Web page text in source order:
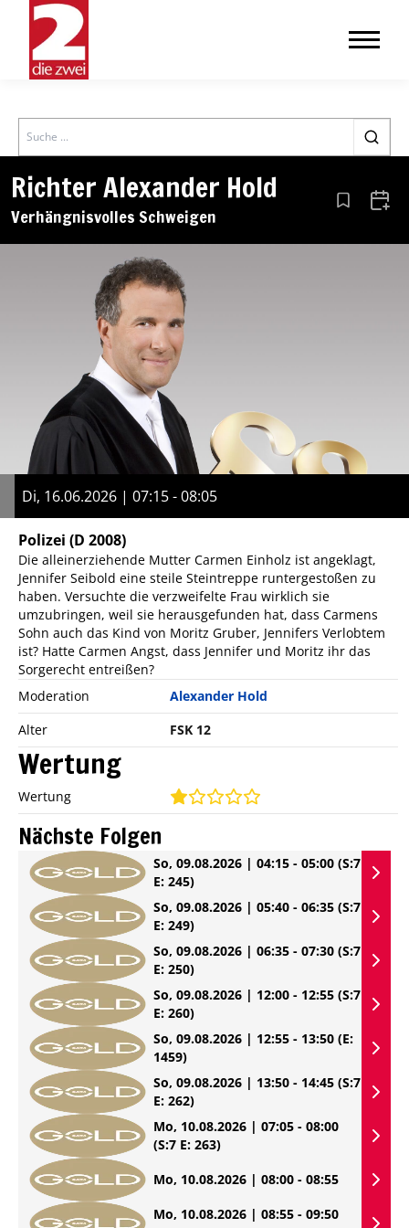
Search
Richter Alexander Hold
Verhängnisvolles Schweigen Aus den
Di, 16.06.2026 | 07:15 - 08:05
Polizei (D 2008)
Die alleinerziehende Mutter Carmen Einholz ist angeklagt,
Jennifer Seibold eine steile Steintreppe runtergestoßen zu
haben. Versuchte die verzweifelte Frau wirklich sie
umzubringen, weil sie herausgefunden hat, dass Carmens
Sohn auch das Kind von Moritz Gruber, Jennifers Verlobtem
ist? Hatte Carmen Angst, dass Jennifer und Moritz ihr das
Sorgerecht entreißen?
Moderation
Alexander Hold
Alter
FSK 12
Wertung
Wertung
Nächste Folgen
So, 09.08.2026 | 04:15 - 05:00 (S:7
E: 245)
So, 09.08.2026 | 05:40 - 06:35 (S:7
E: 249)
So, 09.08.2026 | 06:35 - 07:30 (S:7
E: 250)
So, 09.08.2026 | 12:00 - 12:55 (S:7
E: 260)
So, 09.08.2026 | 12:55 - 13:50 (E:
1459)
So, 09.08.2026 | 13:50 - 14:45 (S:7
E: 262)
Mo, 10.08.2026 | 07:05 - 08:00
(S:7 E: 263)
Mo, 10.08.2026 | 08:00 - 08:55
Mo, 10.08.2026 | 08:55 - 09:50